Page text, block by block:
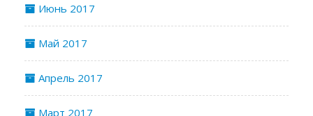
Июнь 2017
Май 2017
Апрель 2017
Март 2017